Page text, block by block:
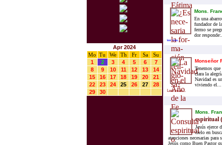
Apr 2024
Mo Tu We Th Fr Sa
Su
1
2 3 4 5 6
7
8
9 10 11 12 13
14
15
16 17 18 19 20
21
22
23 24 25 26 27
28
29
30
Mons.
En una
fun­da­dor de
fer­mo se
dor
leer mas...
Monseñor
Tenemos
clara la
Navidad es
viviendo el...
Leer mas...
Mons.
espiritual
Jesús ejerce
cielo en
atenciones necesarias
Jesús como Buen Pastor